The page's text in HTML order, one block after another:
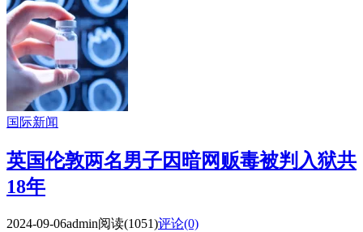
国际新闻
英国伦敦两名男子因暗网贩毒被判入狱共
18年
2024-09-06admin阅读(1051)评论(0)